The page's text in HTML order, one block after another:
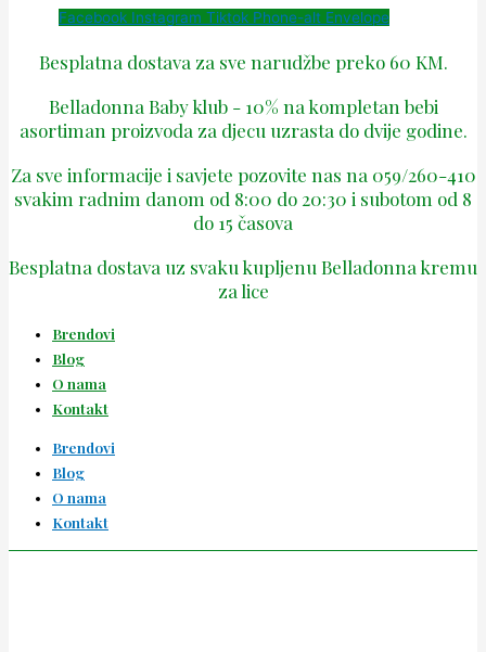
Facebook Instagram Tiktok Phone-alt Envelope
Besplatna dostava za sve narudžbe preko 60 KM.
Belladonna Baby klub - 10% na kompletan bebi
asortiman proizvoda za djecu uzrasta do dvije godine.
Za sve informacije i savjete pozovite nas na 059/260-410
svakim radnim danom od 8:00 do 20:30 i subotom od 8
do 15 časova
Besplatna dostava uz svaku kupljenu Belladonna kremu
za lice
Brendovi
Blog
O nama
Kontakt
Brendovi
Blog
O nama
Kontakt